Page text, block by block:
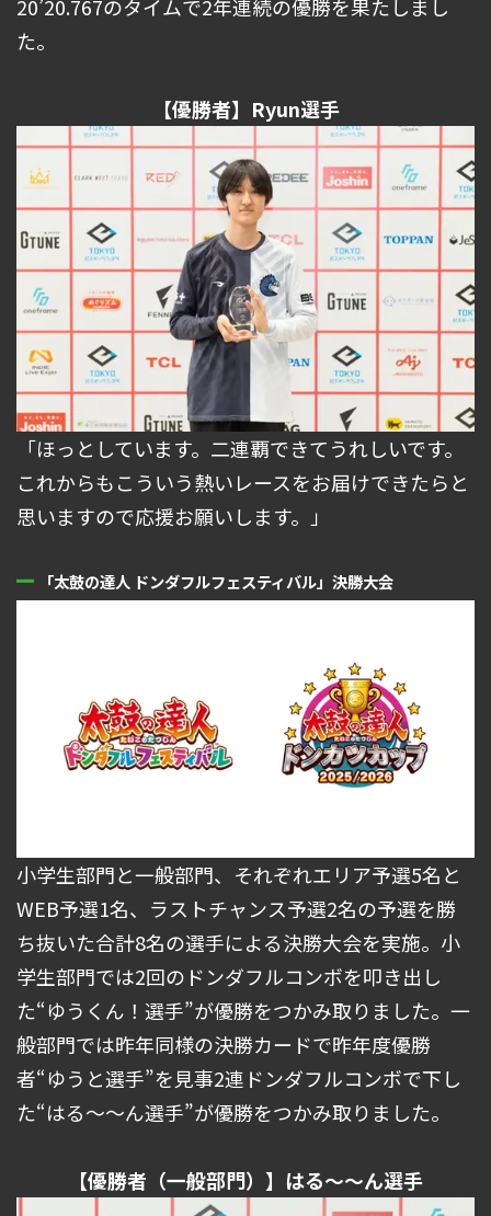
20’20.767のタイムで2年連続の優勝を果たしまし
た。
【優勝者】Ryun選手
「ほっとしています。二連覇できてうれしいです。
これからもこういう熱いレースをお届けできたらと
思いますので応援お願いします。」
「太鼓の達人 ドンダフルフェスティバル」決勝大会
小学生部門と一般部門、それぞれエリア予選5名と
WEB予選1名、ラストチャンス予選2名の予選を勝
ち抜いた合計8名の選手による決勝大会を実施。小
学生部門では2回のドンダフルコンボを叩き出し
た“ゆうくん！選手”が優勝をつかみ取りました。一
般部門では昨年同様の決勝カードで昨年度優勝
者“ゆうと選手”を見事2連ドンダフルコンボで下し
た“はる～～ん選手”が優勝をつかみ取りました。
【優勝者（一般部門）】はる～～ん選手